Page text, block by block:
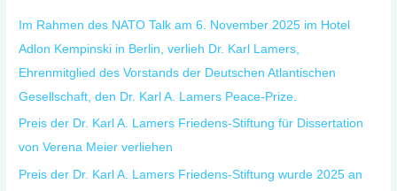
n
a
c
h
:
Im Rahmen des NATO Talk am 6. November 2025 im Hotel
Adlon Kempinski in Berlin, verlieh Dr. Karl Lamers,
Ehrenmitglied des Vorstands der Deutschen Atlantischen
Gesellschaft, den Dr. Karl A. Lamers Peace-Prize.
Preis der Dr. Karl A. Lamers Friedens-Stiftung für Dissertation
von Verena Meier verliehen
Preis der Dr. Karl A. Lamers Friedens-Stiftung wurde 2025 an